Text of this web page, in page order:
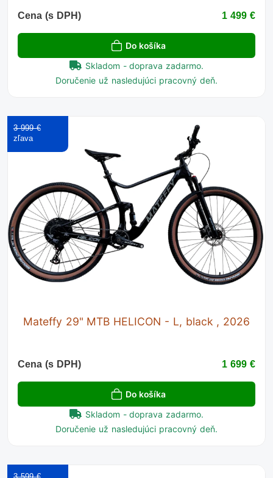
Cena (s DPH) 1 499 €
Do košíka
Skladom - doprava zadarmo.
Doručenie už nasledujúci pracovný deň.
Mateffy 29" MTB HELICON - L, black , 2026
3 999 €
Cena (s DPH) 1 699 €
Do košíka
Skladom - doprava zadarmo.
Doručenie už nasledujúci pracovný deň.